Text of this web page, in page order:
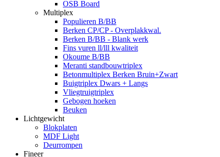
OSB Board
Multiplex
Populieren B/BB
Berken CP/CP - Overplakkwal.
Berken B/BB - Blank werk
Fins vuren ll/lll kwaliteit
Okoume B/BB
Meranti standbouwtriplex
Betonmultiplex Berken Bruin+Zwart
Buigtriplex Dwars + Langs
Vliegtruigtriplex
Gebogen hoeken
Beuken
Lichtgewicht
Blokplaten
MDF Light
Deurrompen
Fineer